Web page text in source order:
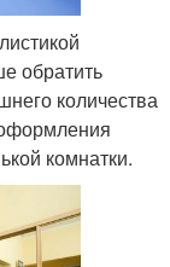
обратить
количества
комнатки.